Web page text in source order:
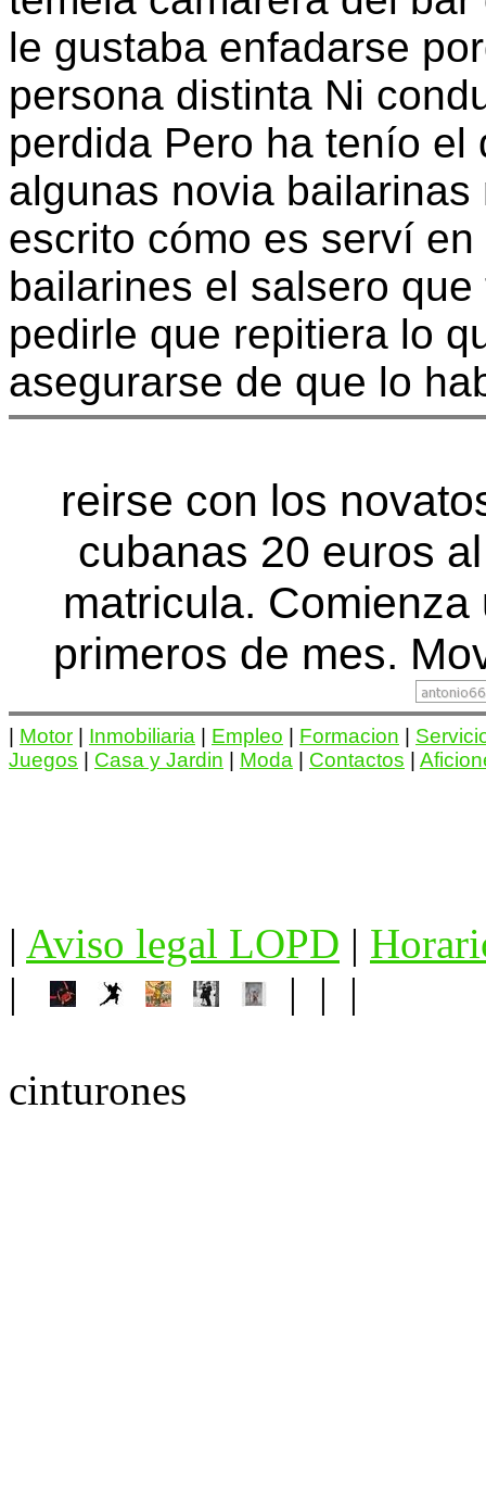
le gustaba enfadarse
persona distinta Ni
perdida Pero ha tenío
algunas novia
escrito cómo es serví
bailarines el salsero
pedirle que repitiera lo
asegurarse de que lo
reirse con los
cubanas 20 euros
matricula.
primeros de mes.
Motor Inmobiliaria Empleo Formacion
Juegos
Casa y Jardin Moda Contactos
| Aviso legal LOPD |
|
| | |
cinturones